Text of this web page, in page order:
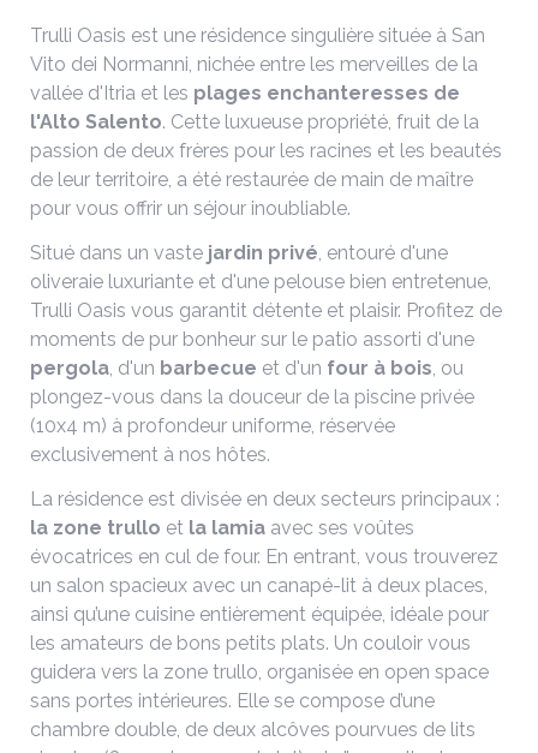
Trulli Oasis est une résidence singulière située à San
Vito dei Normanni, nichée entre les merveilles de la
vallée d'Itria et les plages enchanteresses de
l'Alto Salento. Cette luxueuse propriété, fruit de la
passion de deux frères pour les racines et les beautés
de leur territoire, a été restaurée de main de maître
pour vous offrir un séjour inoubliable.
Situé dans un vaste jardin privé, entouré d'une
oliveraie luxuriante et d'une pelouse bien entretenue,
Trulli Oasis vous garantit détente et plaisir. Profitez de
moments de pur bonheur sur le patio assorti d'une
pergola, d'un barbecue et d'un four à bois, ou
plongez-vous dans la douceur de la piscine privée
(10x4 m) à profondeur uniforme, réservée
exclusivement à nos hôtes.
La résidence est divisée en deux secteurs principaux :
la zone trullo et la lamia avec ses voûtes
évocatrices en cul de four. En entrant, vous trouverez
un salon spacieux avec un canapé-lit à deux places,
ainsi qu’une cuisine entièrement équipée, idéale pour
les amateurs de bons petits plats. Un couloir vous
guidera vers la zone trullo, organisée en open space
sans portes intérieures. Elle se compose d’une
chambre double, de deux alcôves pourvues de lits